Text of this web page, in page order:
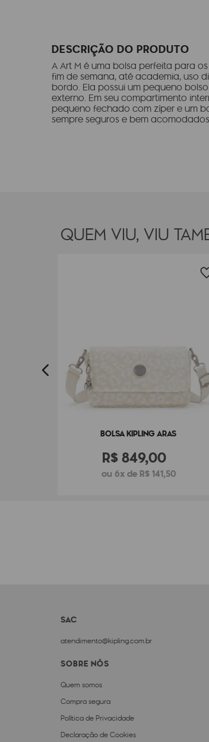
DESCRIÇÃO DO PRODUTO
A Art M é uma bolsa perfeita para
fim de semana, até academia, uso
bordo. Ela possui um pequeno
externo. Em seu compartimento
pequeno fechado com zíper e um
sempre seguros e bem
QUEM VIU, VIU
BOLSA KIPLING ARAS
R$849,00
ou 6x de R$ 141,50
SAC
atendimento@kipling.com.br
SOBRE NÓS
Quem somos
Compra segura
Política de Privacidade
Declaração de Cookies